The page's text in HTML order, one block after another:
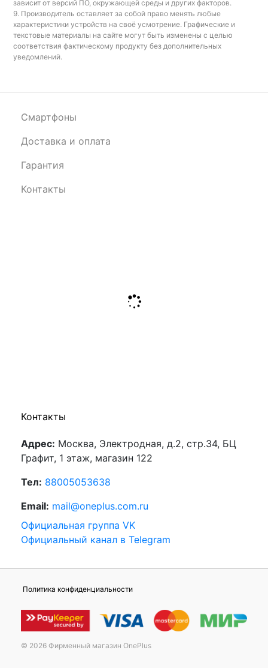
зависит от версий ПО, окружающей среды и других факторов.
9. Производитель оставляет за собой право менять любые
характеристики устройств на своё усмотрение. Графические и
текстовые материалы на сайте могут быть изменены с целью
соответствия фактическому продукту без дополнительных
уведомлений.
Смартфоны
Доставка и оплата
Гарантия
Контакты
Контакты
Адрес: Москва, Электродная, д.2, стр.34, БЦ
Графит, 1 этаж, магазин 122
Тел: 88005053638
Email: mail@oneplus.com.ru
Официальная группа VK
Официальный канал в Telegram
Политика конфиденциальности
© 2026 Фирменный магазин OnePlus